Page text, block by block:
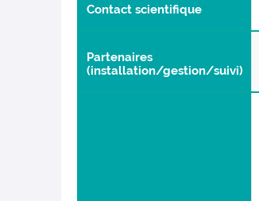
Contact scientifique
Partenaires
(installation/gestion/suivi)